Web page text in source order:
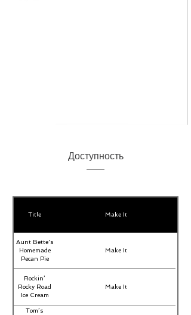
Доступность
Title Make It
Aunt Bette's
Homemade
Pecan Pie
Make It
Rockin’
Rocky Road
Ice Cream
Make It
Tom’s